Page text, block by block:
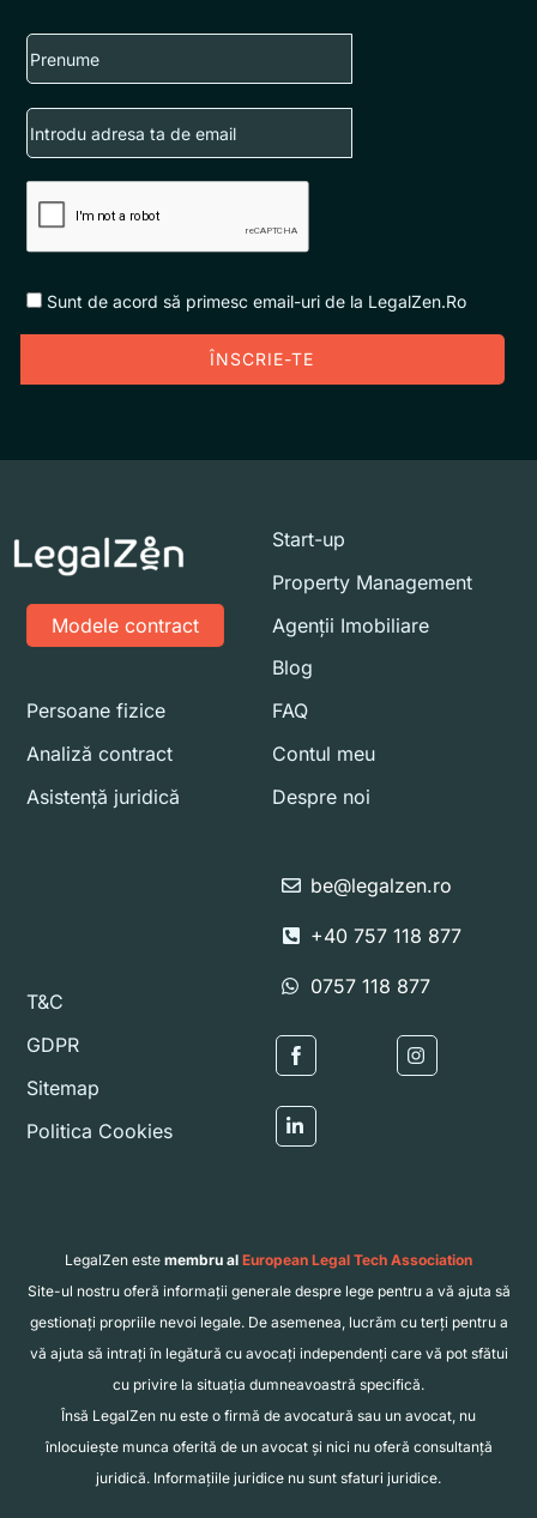
name
Sunt de acord să primesc email-uri de la LegalZen.Ro
ÎNSCRIE-TE
Modele contract
Start-up
Property Management
Agenții Imobiliare
Persoane fizice
Analiză contract
Asistență juridică
Blog
FAQ
Contul meu
Despre noi
T&C
GDPR
Sitemap
Politica Cookies
be@legalzen.ro
+40 757 118 877
0757 118 877
Icon
Icon
Icon
LegalZen este membru al European Legal Tech Association
Site-ul nostru oferă informații generale despre lege pentru a vă ajuta să
gestionați propriile nevoi legale. De asemenea, lucrăm cu terți pentru a
vă ajuta să intrați în legătură cu avocați independenți care vă pot sfătui
cu privire la situația dumneavoastră specifică.
Însă LegalZen nu este o firmă de avocatură sau un avocat, nu
înlocuiește munca oferită de un avocat și nici nu oferă consultanță
juridică. Informațiile juridice nu sunt sfaturi juridice.